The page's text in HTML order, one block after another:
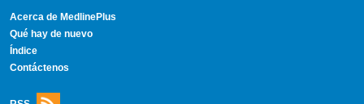
Acerca de MedlinePlus
Qué hay de nuevo
Índice
Contáctenos